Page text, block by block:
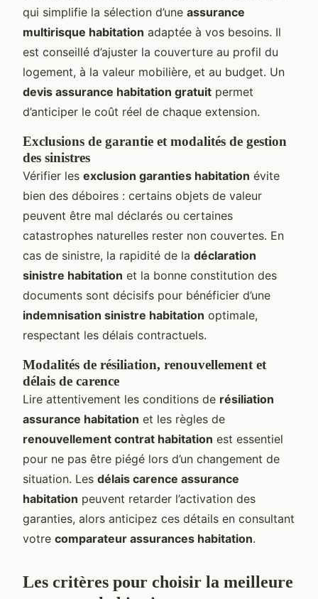
qui simplifie la sélection d’une assurance
multirisque habitation adaptée à vos besoins. Il
est conseillé d’ajuster la couverture au profil du
logement, à la valeur mobilière, et au budget. Un
devis assurance habitation gratuit permet
d’anticiper le coût réel de chaque extension.
Exclusions de garantie et modalités de gestion
des sinistres
Vérifier les exclusion garanties habitation évite
bien des déboires : certains objets de valeur
peuvent être mal déclarés ou certaines
catastrophes naturelles rester non couvertes. En
cas de sinistre, la rapidité de la déclaration
sinistre habitation et la bonne constitution des
documents sont décisifs pour bénéficier d’une
indemnisation sinistre habitation optimale,
respectant les délais contractuels.
Modalités de résiliation, renouvellement et
délais de carence
Lire attentivement les conditions de résiliation
assurance habitation et les règles de
renouvellement contrat habitation est essentiel
pour ne pas être piégé lors d’un changement de
situation. Les délais carence assurance
habitation peuvent retarder l’activation des
garanties, alors anticipez ces détails en consultant
votre comparateur assurances habitation.
Les critères pour choisir la meilleure